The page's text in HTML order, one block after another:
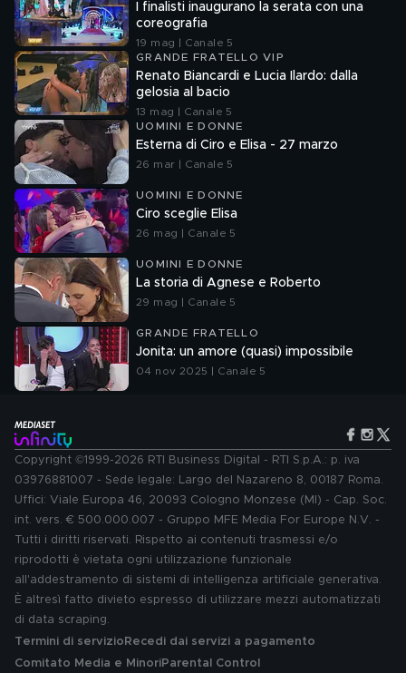
I finalisti inaugurano la serata con una
coreografia
19 mag | Canale 5
GRANDE FRATELLO VIP
Renato Biancardi e Lucia Ilardo: dalla
gelosia al bacio
13 mag | Canale 5
UOMINI E DONNE
Esterna di Ciro e Elisa - 27 marzo
26 mar | Canale 5
UOMINI E DONNE
Ciro sceglie Elisa
26 mag | Canale 5
UOMINI E DONNE
La storia di Agnese e Roberto
29 mag | Canale 5
GRANDE FRATELLO
Jonita: un amore (quasi) impossibile
04 nov 2025 | Canale 5
Copyright ©1999-2026 RTI Business Digital - RTI S.p.A.: p. iva
03976881007 - Sede legale: Largo del Nazareno 8, 00187 Roma.
Uffici: Viale Europa 46, 20093 Cologno Monzese (MI) - Cap. Soc.
int. vers. € 500.000.007 - Gruppo MFE Media For Europe N.V. -
Tutti i diritti riservati. Rispetto ai contenuti trasmessi e/o
riprodotti è vietata ogni utilizzazione funzionale
all'addestramento di sistemi di intelligenza artificiale generativa.
È altresì fatto divieto espresso di utilizzare mezzi automatizzati
di data scraping.
Termini di servizio Recedi dai servizi a pagamento
Comitato Media e MinoriParental Control